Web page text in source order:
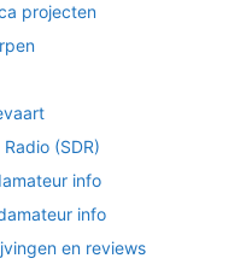
projecten
(SDR)
info
info
en reviews